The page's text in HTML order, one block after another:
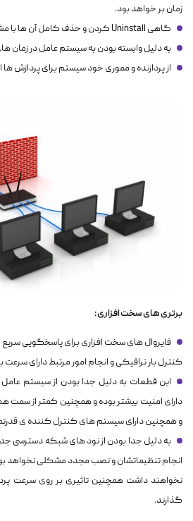
زمان بر خواهد بود.
گاهی Uninstall کردن و حذف کامل آن ها با مشکل رو به رو می شود.
به دلیل وابسته بودن به سیستم عامل در زمان
از پردازنده و مموری خود سیستم برای پردازش
برتری های سخت افزاری :
فایروال های سخت افزاری برای پاسخگویی سریع
کنترل بار ترافیکی و انجام امور مرتبط دارای
این قطعات به دلیل جدا بودن از سیستم
دارای امنیت بیشتر بوده و همچنین کمتر از سمت
و همچنین دارای سیستم های کنترل کننده ی
به دلیل جدا بودن از نود های شبکه دسترسی
انجام تنظیماتشان و نصب مجدد مشکلی نخواهد
نخواهند داشت همچنین تاثیری بر روی سرعت
گذارند.